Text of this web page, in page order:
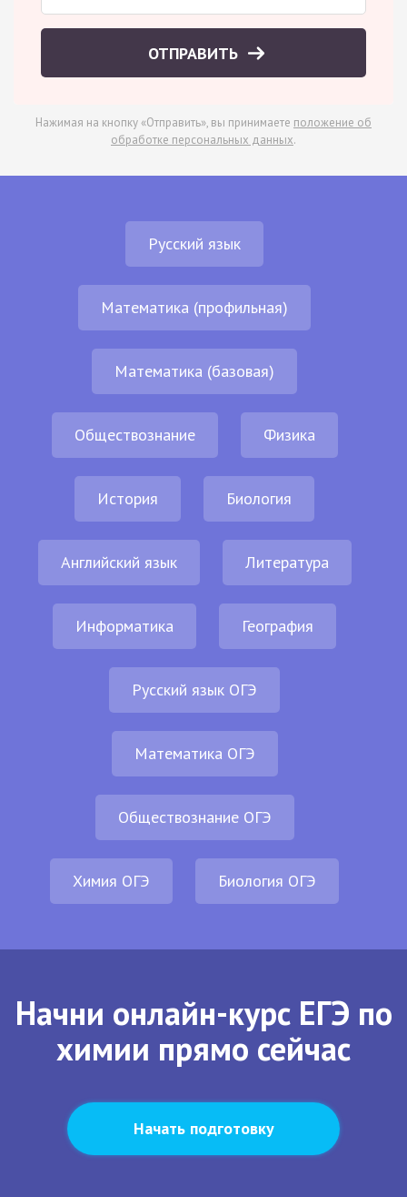
ОТПРАВИТЬ
Нажимая на кнопку «Отправить», вы принимаете положение об
обработке персональных данных.
Русский язык
Математика (профильная)
Математика (базовая)
Обществознание Физика
История Биология
Английский язык Литература
Информатика География
Русский язык ОГЭ
Математика ОГЭ
Обществознание ОГЭ
Химия ОГЭ Биология ОГЭ
Начни онлайн-курс ЕГЭ по
химии прямо сейчас
Начать подготовку